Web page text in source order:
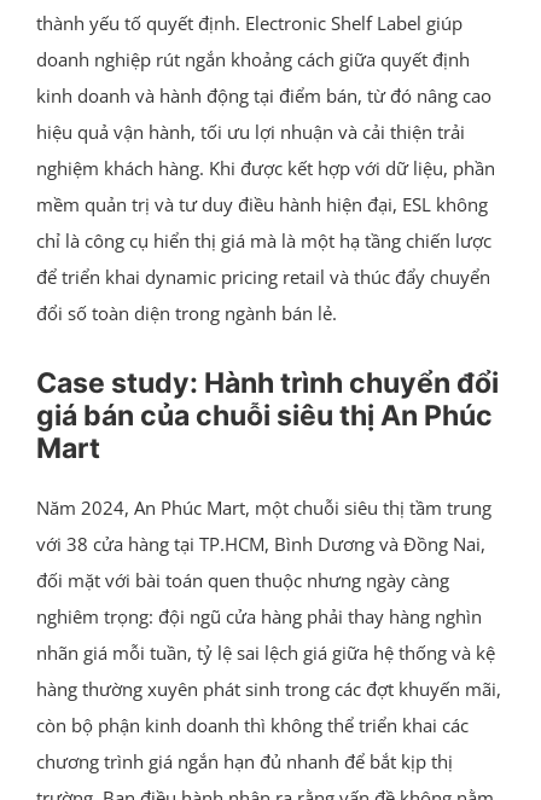
thành yếu tố quyết định. Electronic Shelf Label giúp
doanh nghiệp rút ngắn khoảng cách giữa quyết định
kinh doanh và hành động tại điểm bán, từ đó nâng cao
hiệu quả vận hành, tối ưu lợi nhuận và cải thiện trải
nghiệm khách hàng. Khi được kết hợp với dữ liệu, phần
mềm quản trị và tư duy điều hành hiện đại, ESL không
chỉ là công cụ hiển thị giá mà là một hạ tầng chiến lược
để triển khai dynamic pricing retail và thúc đẩy chuyển
đổi số toàn diện trong ngành bán lẻ.
Case study: Hành trình chuyển đổi
giá bán của chuỗi siêu thị An Phúc
Mart
Năm 2024, An Phúc Mart, một chuỗi siêu thị tầm trung
với 38 cửa hàng tại TP.HCM, Bình Dương và Đồng Nai,
đối mặt với bài toán quen thuộc nhưng ngày càng
nghiêm trọng: đội ngũ cửa hàng phải thay hàng nghìn
nhãn giá mỗi tuần, tỷ lệ sai lệch giá giữa hệ thống và kệ
hàng thường xuyên phát sinh trong các đợt khuyến mãi,
còn bộ phận kinh doanh thì không thể triển khai các
chương trình giá ngắn hạn đủ nhanh để bắt kịp thị